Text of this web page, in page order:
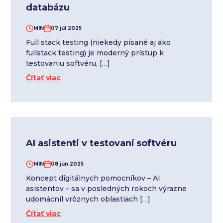
databázu
MIN 07 júl 2025
Full stack testing (niekedy písané aj ako
fullstack testing) je moderný prístup k
testovaniu softvéru, […]
Čítať viac
AI asistenti v testovaní softvéru
MIN 08 jún 2025
Koncept digitálnych pomocníkov – AI
asistentov – sa v posledných rokoch výrazne
udomácnil vrôznych oblastiach […]
Čítať viac